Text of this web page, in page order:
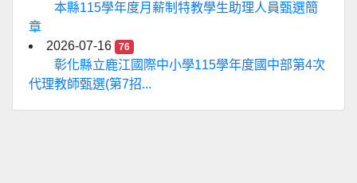
本縣115學年度月薪制特教學生助理人員甄選簡
章
2026-07-16
76
彰化縣立鹿江國際中小學115學年度國中部第4次
代理教師甄選(第7招...